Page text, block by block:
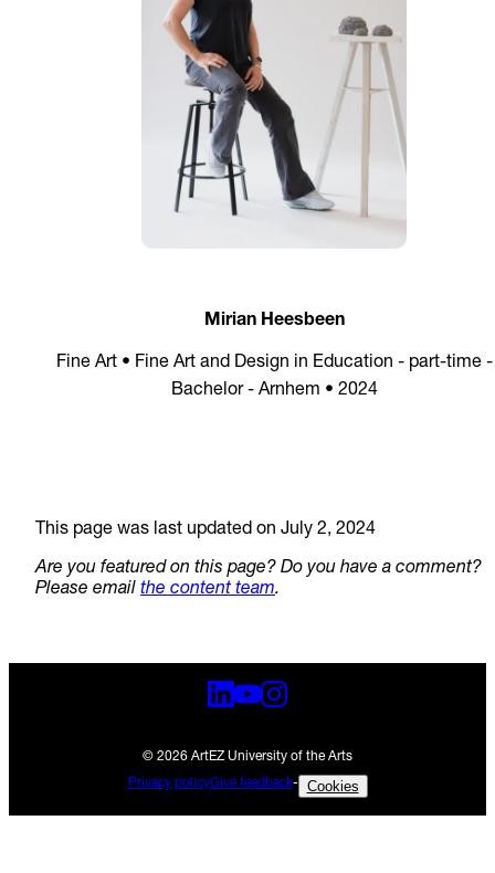
Mirian Heesbeen
Fine Art • Fine Art and Design in Education - part-time -
Bachelor - Arnhem • 2024
This page was last updated on July 2, 2024
Are you featured on this page? Do you have a comment?
Please email the content team.
© 2026 ArtEZ University of the Arts
Privacy policyGive feedback- Cookies